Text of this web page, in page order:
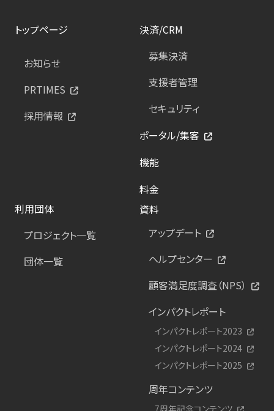
トップページ
お知らせ
PRTIMES
採用情報
決済/CRM
募集決済
支援者管理
セキュリティ
ポータル/集客
機能
料金
利用団体
プロジェクト一覧
団体一覧
資料
アップデート
ヘルプセンター
顧客満足度調査（NPS）
インパクトレポート
インパクトレポート2023
インパクトレポート2024
インパクトレポート2025
周年コンテンツ
7周年記念コンテンツ